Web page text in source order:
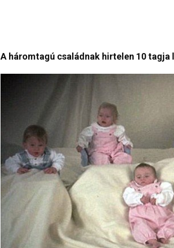
A háromtagú családnak hirtelen 10 tagja